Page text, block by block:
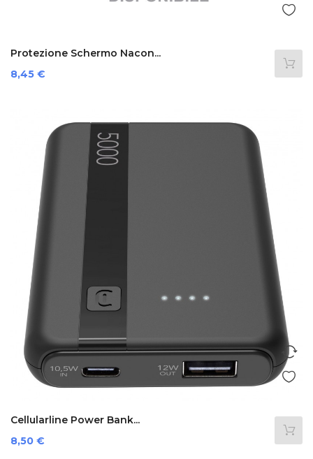
Protezione Schermo Nacon...
Prezzo
8,45 €
Cellularline Power Bank...
Prezzo
8,50 €